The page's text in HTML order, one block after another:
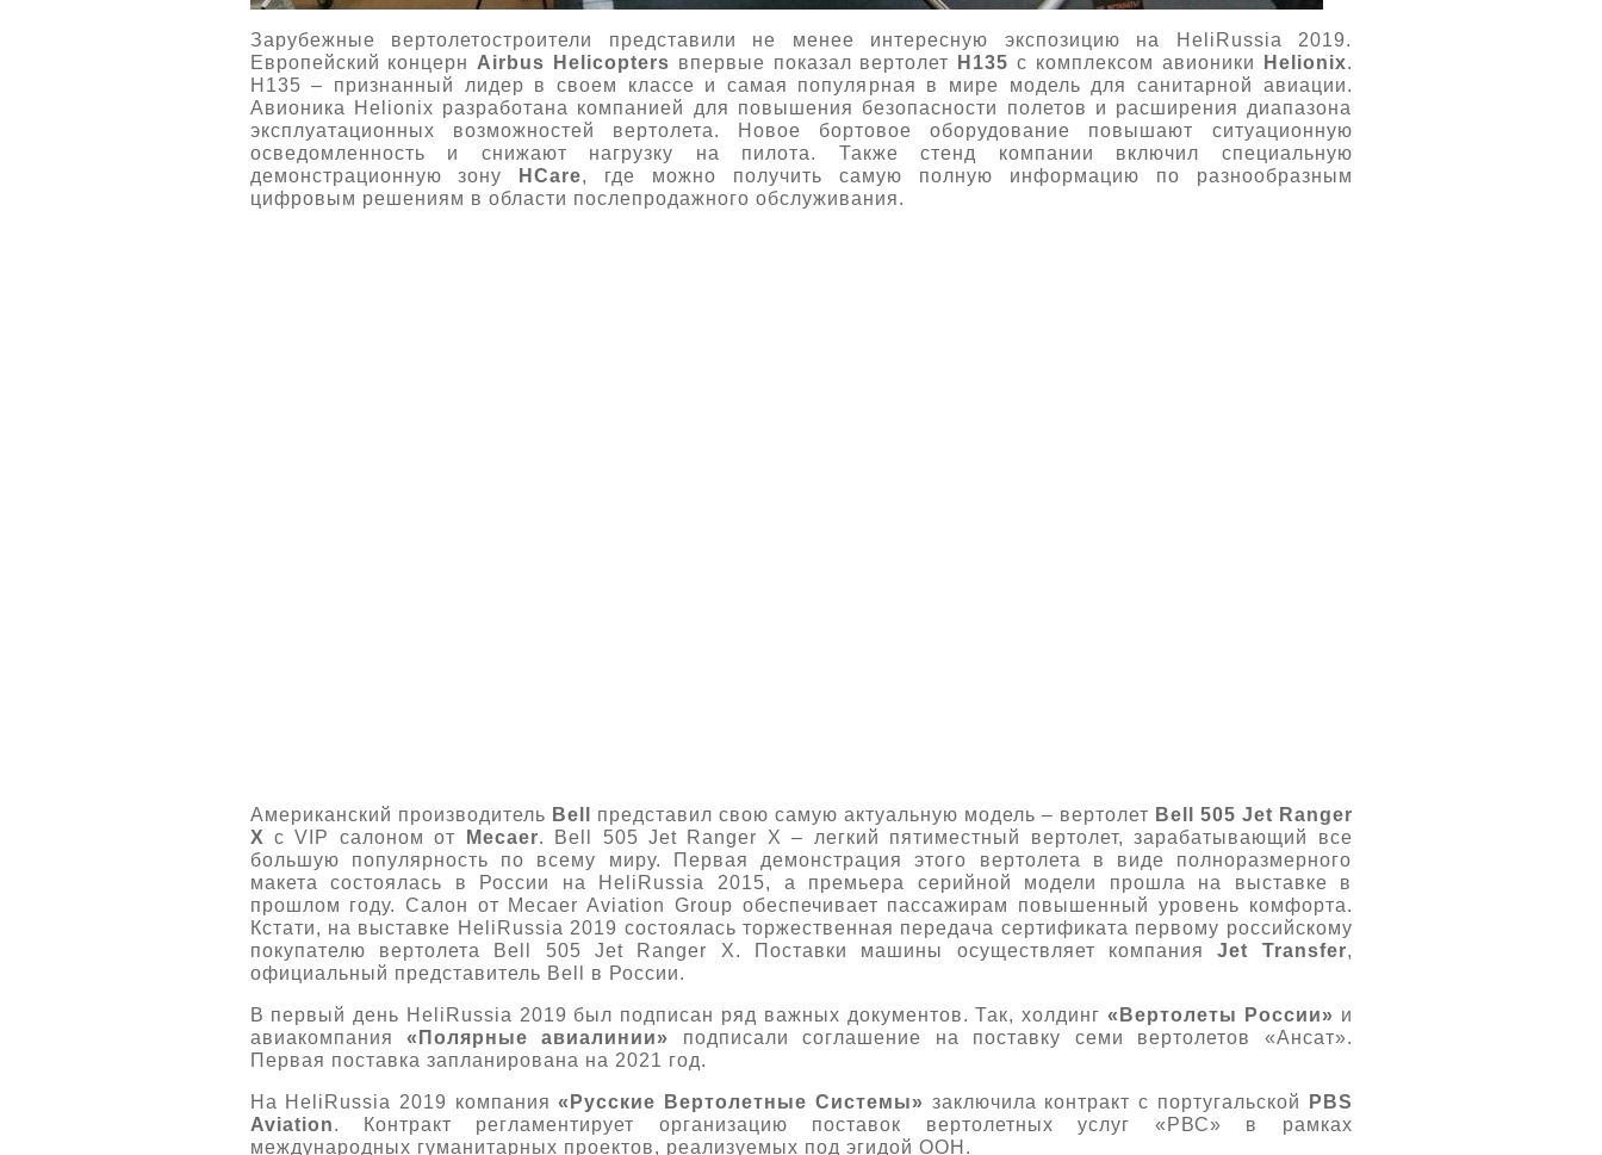
Зарубежные вертолетостроители представили не менее интересную экспозицию на HeliRussia 2019.
Европейский концерн Airbus Helicopters впервые показал вертолет Н135 с комплексом авионики Helionix.
Н135 – признанный лидер в своем классе и самая популярная в мире модель для санитарной авиации.
Авионика Helionix разработана компанией для повышения безопасности полетов и расширения диапазона
эксплуатационных возможностей вертолета. Новое бортовое оборудование повышают ситуационную
осведомленность и снижают нагрузку на пилота. Также стенд компании включил специальную
демонстрационную зону
HCare, где можно получить самую полную информацию по разнообразным
цифровым решениям в области послепродажного обслуживания.
Американский производитель Bell представил свою самую актуальную модель – вертолет Bell 505 Jet Ranger
X с VIP салоном от Mecaer. Bell 505 Jet Ranger X – легкий пятиместный вертолет, зарабатывающий все
большую популярность по всему миру. Первая демонстрация этого вертолета в виде полноразмерного
макета состоялась в России на HeliRussia 2015, а премьера серийной модели прошла на выставке в
прошлом году. Салон от Mecaer Aviation Group обеспечивает пассажирам повышенный уровень комфорта.
Кстати, на выставке HeliRussia 2019 состоялась торжественная передача сертификата первому российскому
покупателю вертолета Bell 505 Jet Ranger X. Поставки машины осуществляет компанияJet Transfer,
официальный представитель Bell в России.
В первый день HeliRussia 2019 был подписан ряд важных документов. Так, холдинг «Вертолеты России» и
авиакомпания «Полярные авиалинии» подписали соглашение на поставку семи вертолетов «Ансат».
Первая поставка запланирована на 2021 год.
На HeliRussia 2019 компания«Русские Вертолетные Системы» заключила контракт с португальской
PBS
Aviation. Контракт регламентирует организацию поставок вертолетных услуг «РВС» в рамках
международных гуманитарных проектов, реализуемых под эгидой ООН.